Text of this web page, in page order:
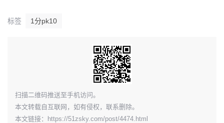
标签 1分pk10
​扫描二维码推送至手机访问。
本文转载自互联网，如有侵权，联系删除。
本文链接： https://51zsky.com/post/4474.html